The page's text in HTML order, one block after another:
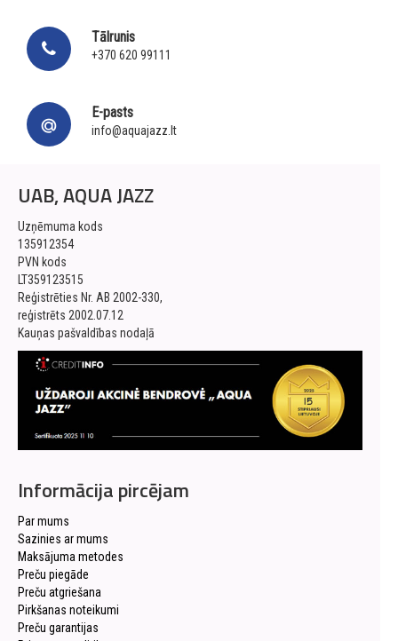
Tālrunis
+370 620 99111
E-pasts
info@aquajazz.lt
UAB, AQUA JAZZ
Uzņēmuma kods
135912354
PVN kods
LT359123515
Reģistrēties Nr. AB 2002-330,
reģistrēts 2002.07.12
Kauņas pašvaldības nodaļā
Informācija pircējam
Par mums
Sazinies ar mums
Maksājuma metodes
Preču piegāde
Preču atgriešana
Pirkšanas noteikumi
Preču garantijas